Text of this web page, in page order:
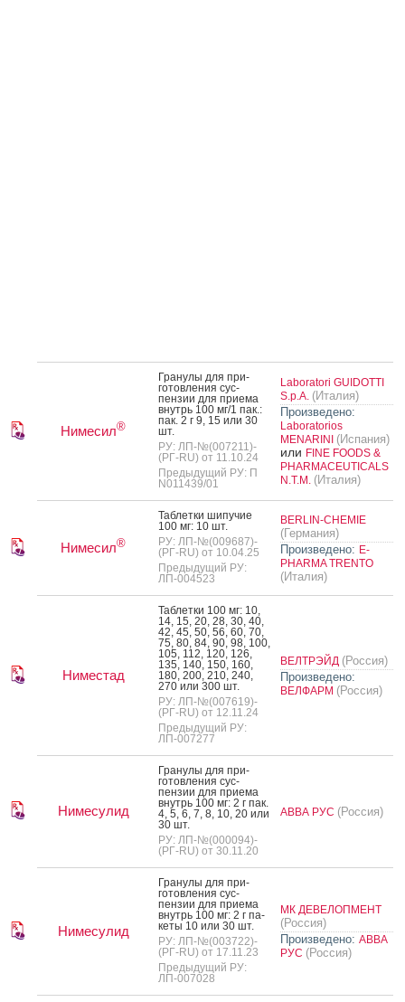
Нимесил®
Гра­нулы для при­
готов­ле­ния сус­
пензии для при­ема
внутрь 100 мг/1 пак.:
пак. 2 г 9, 15 или 30
шт.
РУ: ЛП-№(007211)-
(РГ-RU) от 11.10.24
Предыдущий РУ: П
N011439/01
Laboratori GUIDOTTI
S.p.A. (Италия)
Произведено:
Laboratorios
MENARINI (Испания)
или FINE FOODS &
PHARMACEUTICALS
N.T.M. (Италия)
Нимесил®
Таб­летки ши­пучие
100 мг: 10 шт.
РУ: ЛП-№(009687)-
(РГ-RU) от 10.04.25
Предыдущий РУ:
ЛП-004523
BERLIN-CHEMIE
(Германия)
Произведено: E-
PHARMA TRENTO
(Италия)
Ниместад
Таб­летки 100 мг: 10,
14, 15, 20, 28, 30, 40,
42, 45, 50, 56, 60, 70,
75, 80, 84, 90, 98, 100,
105, 112, 120, 126,
135, 140, 150, 160,
180, 200, 210, 240,
270 или 300 шт.
РУ: ЛП-№(007619)-
(РГ-RU) от 12.11.24
Предыдущий РУ:
ЛП-007277
ВЕЛТРЭЙД (Россия)
Произведено:
ВЕЛФАРМ (Россия)
Нимесулид
Гра­нулы для при­
готов­ле­ния сус­
пензии для при­ема
внутрь 100 мг: 2 г пак.
4, 5, 6, 7, 8, 10, 20 или
30 шт.
РУ: ЛП-№(000094)-
(РГ-RU) от 30.11.20
АВВА РУС (Россия)
Нимесулид
Гра­нулы для при­
готов­ле­ния сус­
пензии для при­ема
внутрь 100 мг: 2 г па­
кеты 10 или 30 шт.
РУ: ЛП-№(003722)-
(РГ-RU) от 17.11.23
Предыдущий РУ:
ЛП-007028
МК ДЕВЕЛОПМЕНТ
(Россия)
Произведено: АВВА
РУС (Россия)